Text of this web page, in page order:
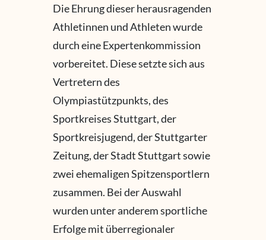
Die Ehrung dieser herausragenden
Athletinnen und Athleten wurde
durch eine Expertenkommission
vorbereitet. Diese setzte sich aus
Vertretern des
Olympiastützpunkts, des
Sportkreises Stuttgart, der
Sportkreisjugend, der Stuttgarter
Zeitung, der Stadt Stuttgart sowie
zwei ehemaligen Spitzensportlern
zusammen. Bei der Auswahl
wurden unter anderem sportliche
Erfolge mit überregionaler